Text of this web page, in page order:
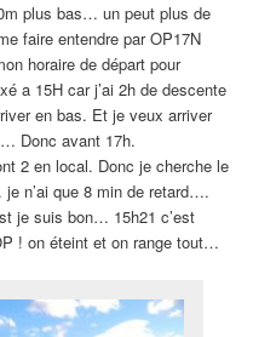
plus bas… un peut plus de
faire entendre par OP17N
horaire de départ pour
a 15H car j’ai 2h de descente
en bas. Et je veux arriver
Donc avant 17h.
2 en local. Donc je cherche le
n’ai que 8 min de retard….
je suis bon… 15h21 c’est
! on éteint et on range tout…